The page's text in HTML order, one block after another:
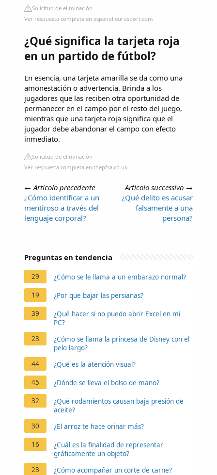
Solicitud de eliminación
Ver respuesta completa en espanol.eurosport.com
¿Qué significa la tarjeta roja
en un partido de fútbol?
En esencia, una tarjeta amarilla se da como una
amonestación o advertencia. Brinda a los
jugadores que las reciben otra oportunidad de
permanecer en el campo por el resto del juego,
mientras que una tarjeta roja significa que el
jugador debe abandonar el campo con efecto
inmediato.
Solicitud de eliminación
Ver respuesta completa en thepfsa.co.uk
← Articolo precedente
¿Cómo identificar a un
mentiroso a través del
lenguaje corporal?
Articolo successivo →
¿Qué delito es acusar
falsamente a una
persona?
Preguntas en tendencia
29 ¿Cómo se le llama a un embarazo normal?
19 ¿Por que bajar las persianas?
39
¿Qué hacer si no puedo abrir Excel en mi
PC?
23
¿Cómo se llama la princesa de Disney con el
pelo largo?
44
¿Qué es la atención visual?
45 ¿Dónde se lleva el bolso de mano?
32
¿Qué rodamientos causan baja presión de
aceite?
30
¿El arroz te hace orinar más?
16
¿Cuál es la finalidad de representar
gráficamente un objeto?
23
¿Cómo acompañar un corte de carne?